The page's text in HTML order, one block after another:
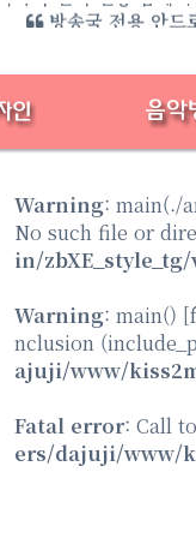
미디어 엔터 전용 홈페
Warning: main(./
No such file or
in/
Warning: main() [
nclusion
ajuji/www/
Fatal error: Call
ers/dajuji/www/